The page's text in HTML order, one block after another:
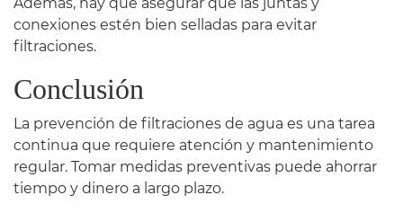
conexiones estén bien selladas para evitar
filtraciones.
Conclusión
La prevención de filtraciones de agua es una tarea
continua que requiere atención y mantenimiento
regular. Tomar medidas preventivas puede ahorrar
tiempo y dinero a largo plazo.